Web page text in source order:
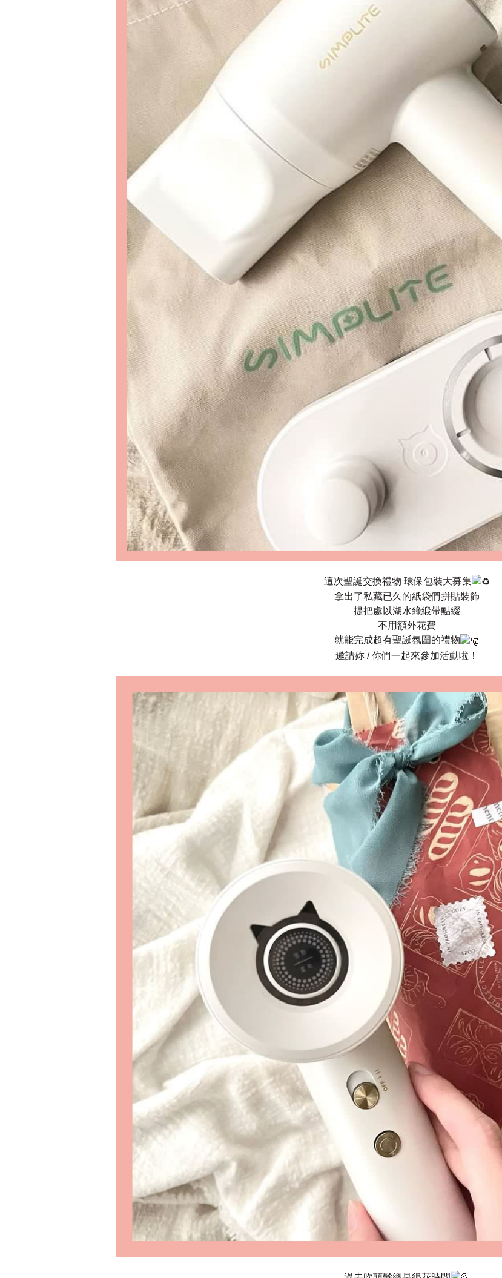
這次聖誕交換禮物 環保包裝大募集
拿出了私藏已久的紙袋們拼貼裝飾
提把處以湖水綠緞帶點綴
不用額外花費
就能完成超有聖誕氛圍的禮物
邀請妳 / 你們一起來參加活動啦！